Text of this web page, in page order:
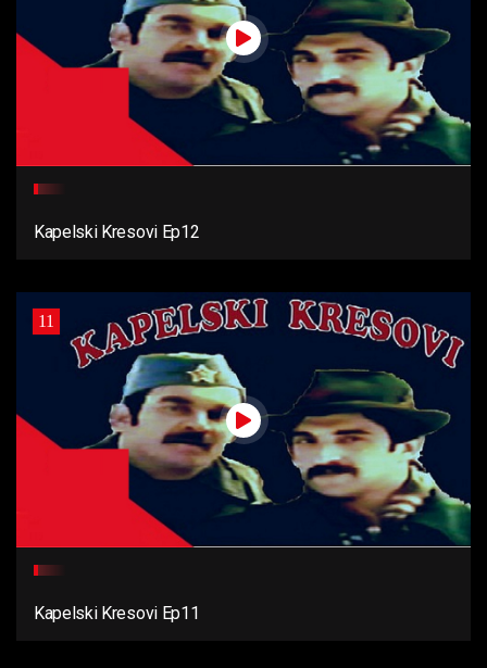
Kapelski Kresovi Ep12
11
Kapelski Kresovi Ep11